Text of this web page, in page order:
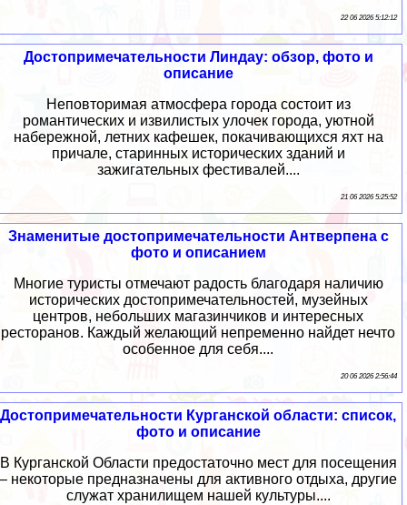
22 06 2026 5:12:12
Достопримечательности Линдау: обзор, фото и
описание
Неповторимая атмосфера города состоит из
романтических и извилистых улочек города, уютной
набережной, летних кафешек, покачивающихся яхт на
причале, старинных исторических зданий и
зажигательных фестивалей....
21 06 2026 5:25:52
Знаменитые достопримечательности Антверпена с
фото и описанием
Многие туристы отмечают радость благодаря наличию
исторических достопримечательностей, музейных
центров, небольших магазинчиков и интересных
ресторанов. Каждый желающий непременно найдет нечто
особенное для себя....
20 06 2026 2:56:44
Достопримечательности Курганской области: список,
фото и описание
В Курганской Области предостаточно мест для посещения
– некоторые предназначены для активного отдыха, другие
служат хранилищем нашей культуры....